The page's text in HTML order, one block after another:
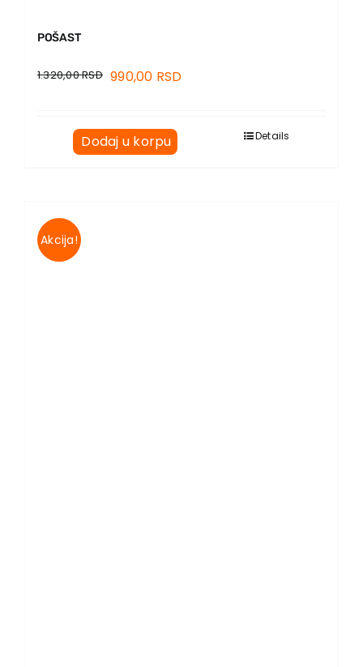
POŠAST
1.320,00RSD 990,00 RSD
Dodaj u korpu Details
Akcija!